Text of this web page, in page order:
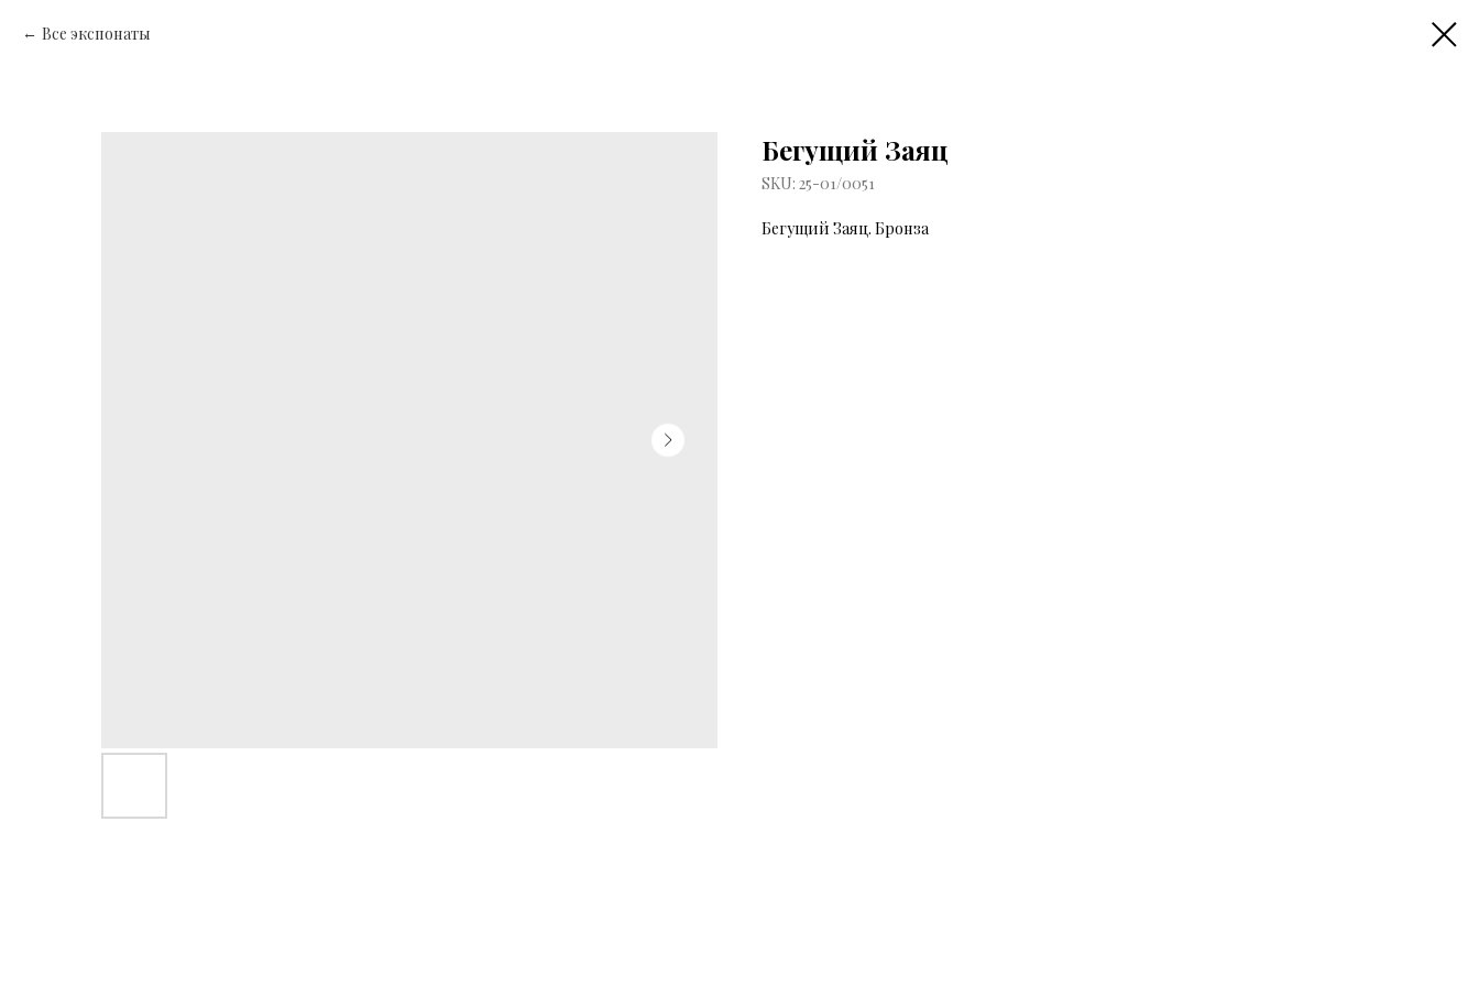
Все экспонаты
Бегущий Заяц
SKU: 25-01/0051
Бегущий Заяц. Бронза